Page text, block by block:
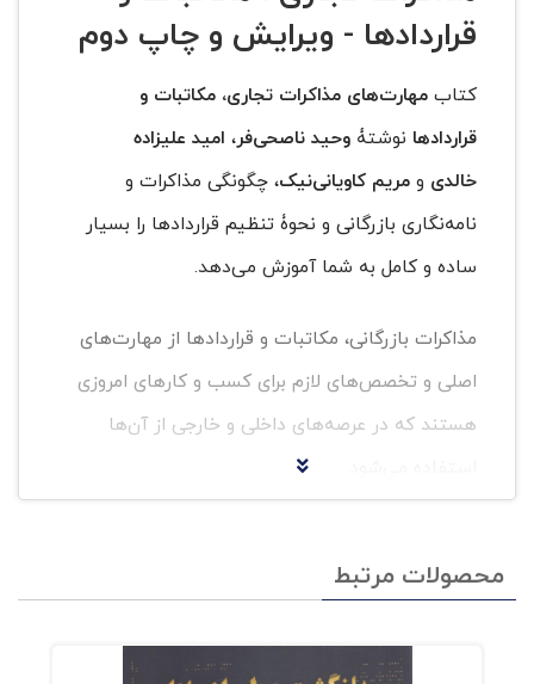
قراردادها - ویرایش و چاپ دوم
کتابمهارت‌های مذاکرات تجاری، مکاتبات و
قراردادها نوشتۀوحید ناصحی‌فر، امید علیزاده
خالدی ومریم کاویانی‌نیک، چگونگی مذاکرات و
نامه‌نگاری بازرگانی و نحوۀ تنظیم قراردادها را بسیار
ساده و کامل به شما آموزش می‌دهد.
مذاکرات بازرگانی، مکاتبات و قراردادها از مهارت‌های
اصلی و تخصص‌های لازم برای کسب و کارهای امروزی
هستند که در عرصه‌های داخلی و خارجی از آن‌ها
است. در بخش مذاکرات، فنون و تکنیک‌های
تجاری، مهندسی زبان بدن، تکنیک‌های قاطعیت،
محصولات مرتبط